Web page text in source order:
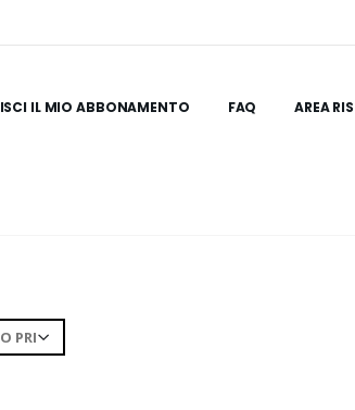
IL MIO ABBONAMENTO FAQ AREA